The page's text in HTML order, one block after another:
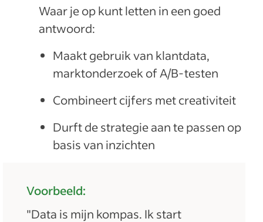
Waar je op kunt letten in een goed
antwoord:
Maakt gebruik van klantdata,
marktonderzoek of A/B-testen
Combineert cijfers met creativiteit
Durft de strategie aan te passen op
basis van inzichten
Voorbeeld:
"Data is mijn kompas. Ik start